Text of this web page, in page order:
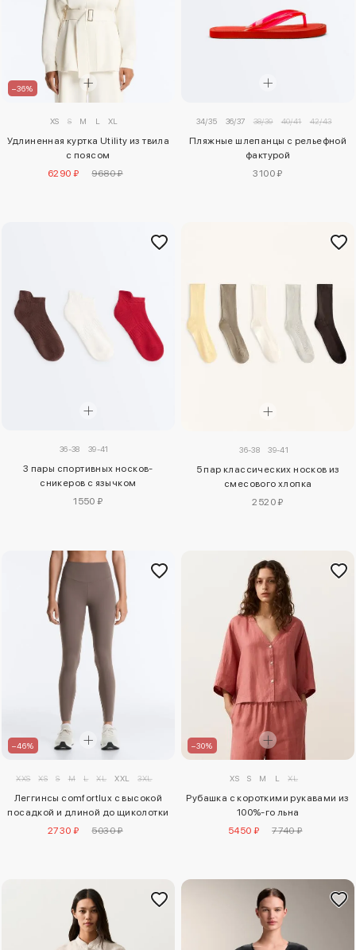
–36%
XS S M L XL
Удлиненная куртка Utility из твила
с поясом
6290 ₽
9680 ₽
34/35 36/37 38/39 40/41 42/43
Пляжные шлепанцы с рельефной
фактурой
3100 ₽
36-38 39-41
3 пары спортивных носков-
сникеров с язычком
1550 ₽
36-38 39-41
5 пар классических носков из
смесового хлопка
2520 ₽
–46%
XXS XS S M L XL XXL 3XL
Леггинсы comfortlux с высокой
посадкой и длиной до щиколотки
2730 ₽
5030 ₽
–30%
XS S M L XL
Рубашка с короткими рукавами из
100%-го льна
5450 ₽
7740 ₽